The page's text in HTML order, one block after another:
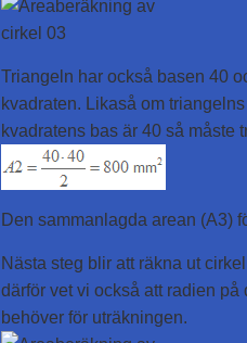
Triangeln har också basen 40
kvadraten. Likaså om
kvadratens bas är 40 så måste
Den sammanlagda arean (A3)
Nästa steg blir att räkna ut
därför vet vi också att radien
behöver för uträkningen.